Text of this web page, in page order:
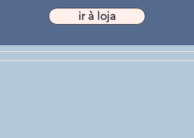
ir à loja